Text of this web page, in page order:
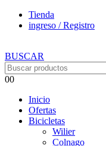
Tienda
ingreso / Registro
BUSCAR
00
Inicio
Ofertas
Bicicletas
Wilier
Colnago